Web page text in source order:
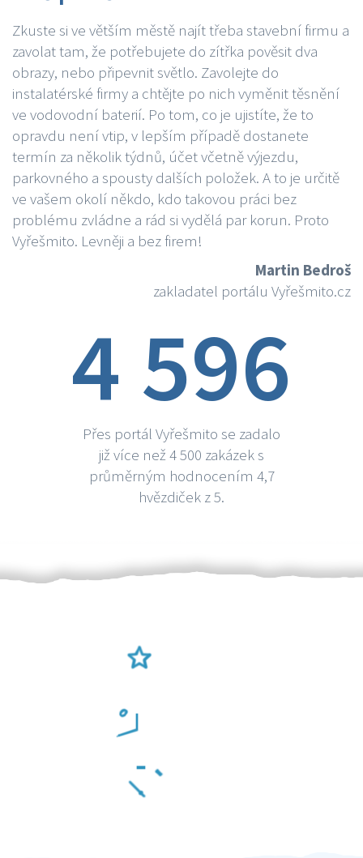
Zkuste si ve větším městě najít třeba stavební firmu a
zavolat tam, že potřebujete do zítřka pověsit dva
obrazy, nebo připevnit světlo. Zavolejte do
instalatérské firmy a chtějte po nich vyměnit těsnění
ve vodovodní baterií. Po tom, co je ujistíte, že to
opravdu není vtip, v lepším případě dostanete
termín za několik týdnů, účet včetně výjezdu,
parkovného a spousty dalších položek. A to je určitě
ve vašem okolí někdo, kdo takovou práci bez
problému zvládne a rád si vydělá par korun. Proto
Vyřešmito. Levněji a bez firem!
Martin Bedroš
zakladatel portálu Vyřešmito.cz
4 596
Přes portál Vyřešmito se zadalo
již více než 4 500 zakázek s
průměrným hodnocením 4,7
hvězdiček z 5.